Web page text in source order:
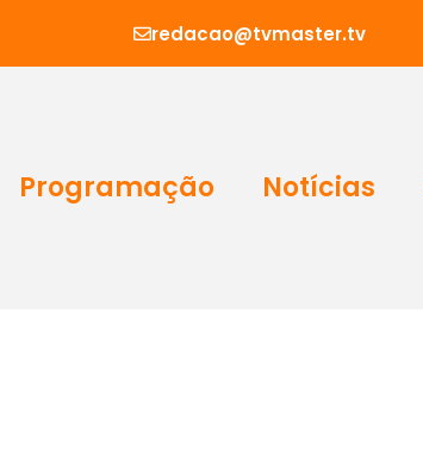
redacao@tvmaster.tv
Programação Notícias